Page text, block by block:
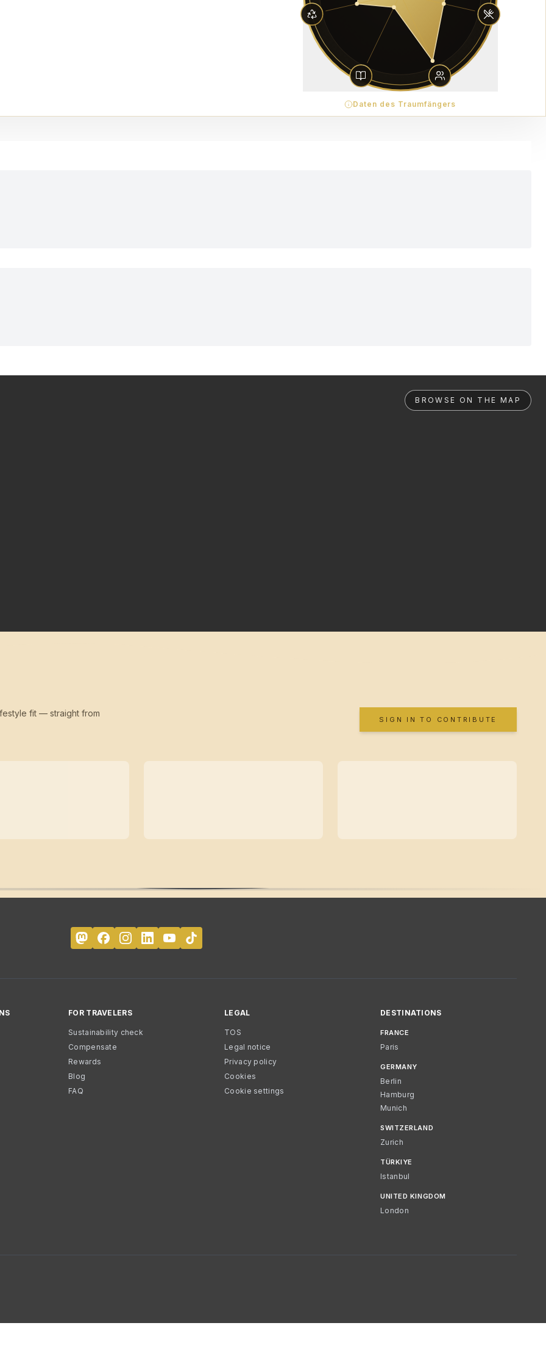
Daten des Traumfängers
BROWSE ON THE MAP
fit — straight from
SIGN IN TO CONTRIBUTE
FOR TRAVELERS
Sustainability check
Compensate
Rewards
Blog
FAQ
LEGAL
TOS
Legal notice
Privacy policy
Cookies
Cookie settings
DESTINATIONS
FRANCE
Paris
GERMANY
Berlin
Hamburg
Munich
SWITZERLAND
Zurich
TÜRKIYE
Istanbul
UNITED KINGDOM
London